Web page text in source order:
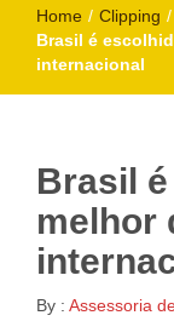
Home / Clipping /
Brasil é
internacional
Brasil
melhor
By : Assessoria